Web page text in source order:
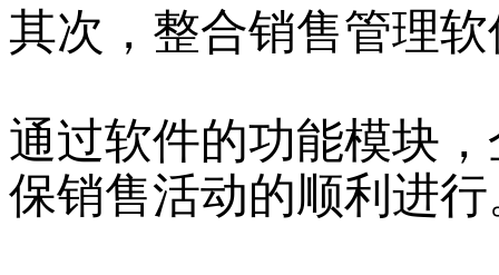
其次，整合销售管理
通过软件的功能模块
保销售活动的顺利进行